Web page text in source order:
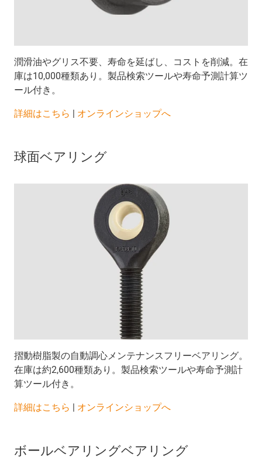
潤滑油やグリス不要、寿命を延ばし、コストを削減。在
庫は10,000種類あり。製品検索ツールや寿命予測計算ツ
ール付き。
詳細はこちら | オンラインショップへ
球面ベアリング
摺動樹脂製の自動調心メンテナンスフリーベアリング。
在庫は約2,600種類あり。製品検索ツールや寿命予測計
算ツール付き。
詳細はこちら | オンラインショップへ
ボールベアリングベアリング